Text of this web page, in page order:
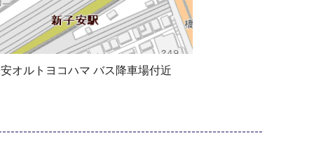
オルトヨコハマ バス降車場付近